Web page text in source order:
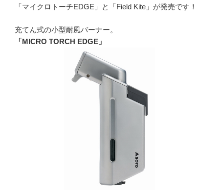
「マイクロトーチEDGE」と「Field Kite」が発売です！
充てん式の小型耐風バーナー。
「MICRO TORCH EDGE」